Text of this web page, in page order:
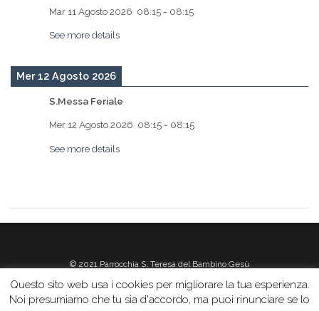
Mar 11 Agosto 2026 08:15 - 08:15
See more details
Mer 12 Agosto 2026
S.Messa Feriale
Mer 12 Agosto 2026 08:15 - 08:15
See more details
© 2021 Parrocchia S. Teresa del Bambino Gesù
Questo sito web usa i cookies per migliorare la tua esperienza.
Noi presumiamo che tu sia d'accordo, ma puoi rinunciare se lo